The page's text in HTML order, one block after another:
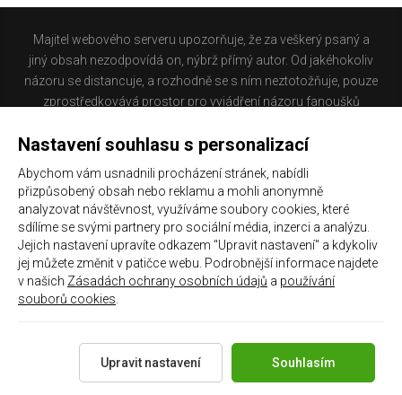
Majitel webového serveru upozorňuje, že za veškerý psaný a
jiný obsah nezodpovídá on, nýbrž přímý autor. Od jakéhokoliv
názoru se distancuje, a rozhodně se s ním neztotožňuje, pouze
zprostředkovává prostor pro vyjádření názoru fanoušků
nacházíte obsahuje materiál, který někteří lidé mohou
nejsou dle právní úpravy zákona č. 480/2004 Sb., o některých
službách informační společnosti a o změně některých zákonů
(zákon o některých službách informační společnosti) a
zejména §6 citovaného zákona, odpovědni za příspěvky
návštěvníků těchto stránek.
Galerie|Historie
Copyright 2021 ©Chachaři.czVšechna práva vyhrazena.
Created by
Nastavení souhlasu s personalizací
Abychom vám usnadnili procházení stránek, nabídli
přizpůsobený obsah nebo reklamu a mohli anonymně
analyzovat návštěvnost, využíváme soubory cookies, které
sdílíme se svými partnery pro sociální média, inzerci a analýzu.
Jejich nastavení upravíte odkazem "Upravit nastavení" a kdykoliv
jej můžete změnit v patičce webu. Podrobnější informace najdete
v našich Zásadách ochrany osobních údajů a používání
souborů cookies
Souhlasím
Upravit nastavení